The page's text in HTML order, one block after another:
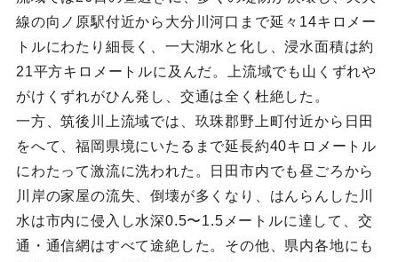
線の向ノ原駅付近から大分川河口まで延々14キロメー
トルにわたり細長く、一大湖水と化し、浸水面積は約
21平方キロメートルに及んだ。上流域でも山くずれや
がけくずれがひん発し、交通は全く杜絶した。
一方、筑後川上流域では、玖珠郡野上町付近から日田
をへて、福岡県境にいたるまで延長約40キロメートル
にわたって激流に洗われた。日田市内でも昼ごろから
川岸の家屋の流失、倒壊が多くなり、はんらんした川
水は市内に侵入し水深0.5〜1.5メートルに達して、交
通・通信網はすべて途絶した。その他、県内各地にも